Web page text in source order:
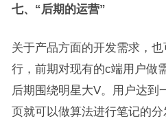
七、“后期的运营”
关于产品方面的开发需求，
行，前期对现有的c端用户做
后期围绕明星大V。用户达到
页就可以做算法进行笔记的